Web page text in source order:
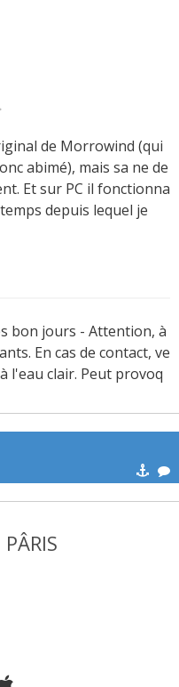
de Morrowind (qui
abimé), mais sa ne de
Et sur PC il fonctionna
depuis lequel je
bon jours - Attention, à
En cas de contact, ve
l'eau clair. Peut provoq